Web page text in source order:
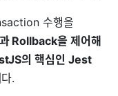
수행을
Rollback을 제어해
의 핵심인 Jest
.